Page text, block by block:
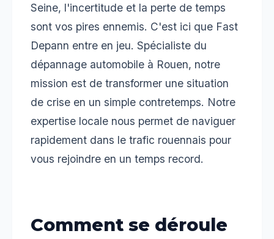
Seine, l'incertitude et la perte de temps
sont vos pires ennemis. C'est ici que Fast
Depann entre en jeu. Spécialiste du
dépannage automobile à Rouen, notre
mission est de transformer une situation
de crise en un simple contretemps. Notre
expertise locale nous permet de naviguer
rapidement dans le trafic rouennais pour
vous rejoindre en un temps record.
Comment se déroule